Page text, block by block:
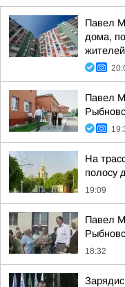
Павел
дома,
Павел
На
полосу
19:09
Павел
18:32